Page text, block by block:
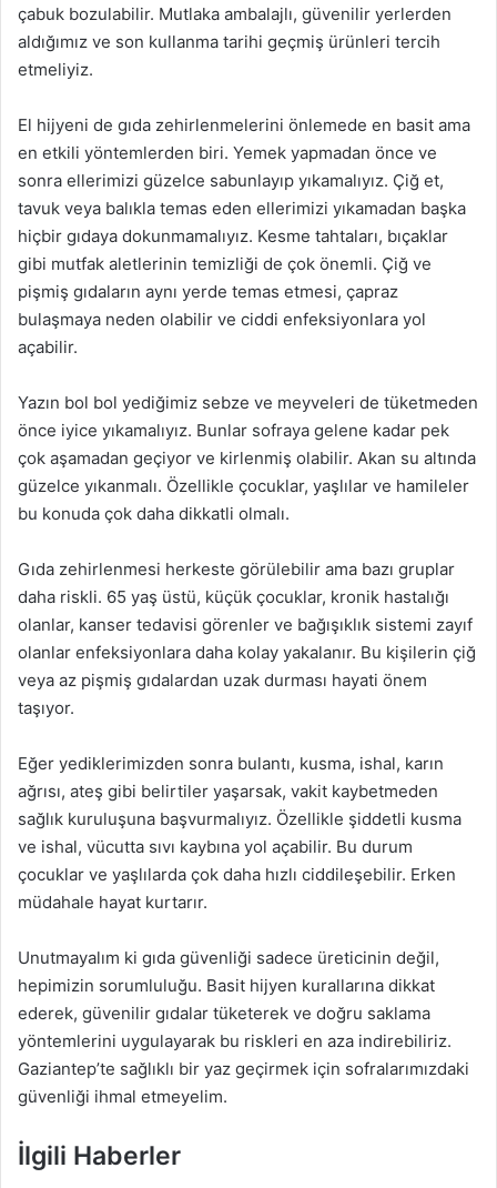
çabuk bozulabilir. Mutlaka ambalajlı, güvenilir yerlerden
aldığımız ve son kullanma tarihi geçmiş ürünleri tercih
etmeliyiz.
El hijyeni de gıda zehirlenmelerini önlemede en basit ama
en etkili yöntemlerden biri. Yemek yapmadan önce ve
sonra ellerimizi güzelce sabunlayıp yıkamalıyız. Çiğ et,
tavuk veya balıkla temas eden ellerimizi yıkamadan başka
hiçbir gıdaya dokunmamalıyız. Kesme tahtaları, bıçaklar
gibi mutfak aletlerinin temizliği de çok önemli. Çiğ ve
pişmiş gıdaların aynı yerde temas etmesi, çapraz
bulaşmaya neden olabilir ve ciddi enfeksiyonlara yol
açabilir.
Yazın bol bol yediğimiz sebze ve meyveleri de tüketmeden
önce iyice yıkamalıyız. Bunlar sofraya gelene kadar pek
çok aşamadan geçiyor ve kirlenmiş olabilir. Akan su altında
güzelce yıkanmalı. Özellikle çocuklar, yaşlılar ve hamileler
bu konuda çok daha dikkatli olmalı.
Gıda zehirlenmesi herkeste görülebilir ama bazı gruplar
daha riskli. 65 yaş üstü, küçük çocuklar, kronik hastalığı
olanlar, kanser tedavisi görenler ve bağışıklık sistemi zayıf
olanlar enfeksiyonlara daha kolay yakalanır. Bu kişilerin çiğ
veya az pişmiş gıdalardan uzak durması hayati önem
taşıyor.
Eğer yediklerimizden sonra bulantı, kusma, ishal, karın
ağrısı, ateş gibi belirtiler yaşarsak, vakit kaybetmeden
sağlık kuruluşuna başvurmalıyız. Özellikle şiddetli kusma
ve ishal, vücutta sıvı kaybına yol açabilir. Bu durum
çocuklar ve yaşlılarda çok daha hızlı ciddileşebilir. Erken
müdahale hayat kurtarır.
Unutmayalım ki gıda güvenliği sadece üreticinin değil,
hepimizin sorumluluğu. Basit hijyen kurallarına dikkat
ederek, güvenilir gıdalar tüketerek ve doğru saklama
yöntemlerini uygulayarak bu riskleri en aza indirebiliriz.
Gaziantep’te sağlıklı bir yaz geçirmek için sofralarımızdaki
güvenliği ihmal etmeyelim.
İlgili Haberler